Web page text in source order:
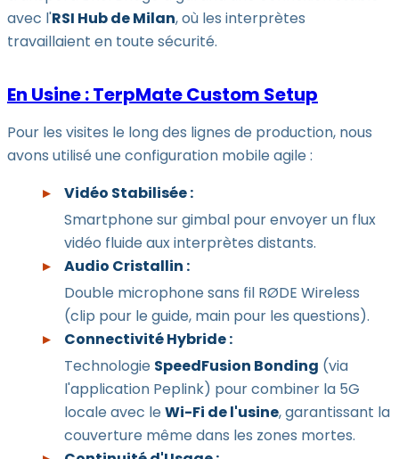
avec l'RSI Hub de Milan, où les interprètes
travaillaient en toute sécurité.
En Usine : TerpMate Custom Setup
Pour les visites le long des lignes de production, nous
avons utilisé une configuration mobile agile :
Vidéo Stabilisée :
Smartphone sur gimbal pour envoyer un flux
vidéo fluide aux interprètes distants.
Audio Cristallin :
Double microphone sans fil RØDE Wireless
(clip pour le guide, main pour les questions).
Connectivité Hybride :
Technologie SpeedFusion Bonding (via
l'application Peplink) pour combiner la 5G
locale avec leWi-Fi de l'usine, garantissant la
couverture même dans les zones mortes.